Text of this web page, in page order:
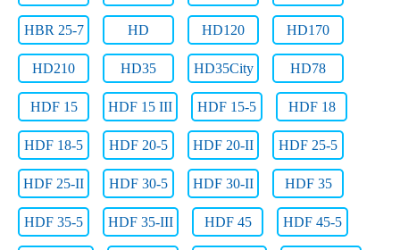
HBR 25-7 HD HD120 HD170
HD210 HD35 HD35City HD78
HDF 15 HDF 15 III HDF 15-5 HDF 18
HDF 18-5 HDF 20-5 HDF 20-II HDF 25-5
HDF 25-II HDF 30-5 HDF 30-II HDF 35
HDF 35-5 HDF 35-III HDF 45 HDF 45-5